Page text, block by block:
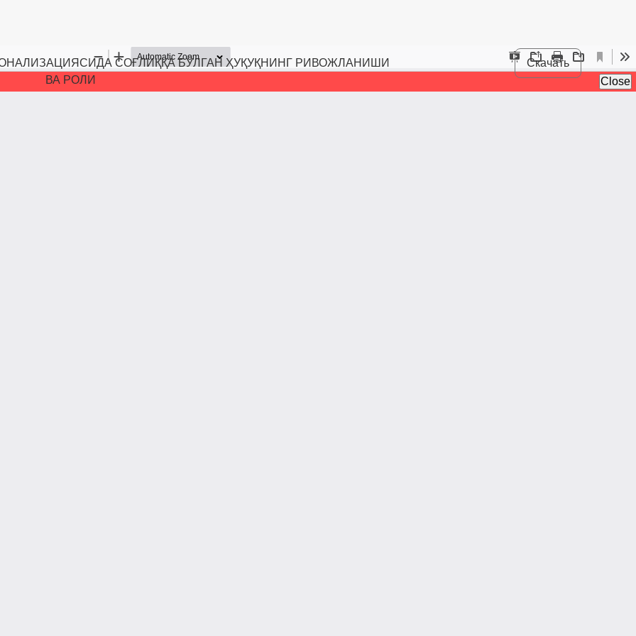
СОҒЛИҚҚА БЎЛГАН ҲУҚУҚНИНГ РИВОЖЛАНИШИ
ВА РОЛИ
Скачать